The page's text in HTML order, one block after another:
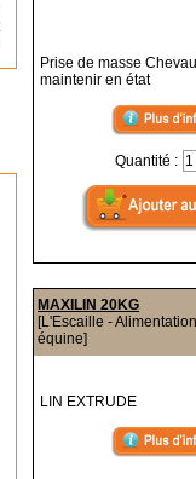
Prise de masse
maintenir en état
Quantité :
MAXILIN 20KG
[L'Escaille - Alimentation
équine]
LIN EXTRUDE